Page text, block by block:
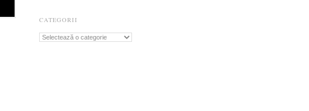
CATEGORII
Categorii